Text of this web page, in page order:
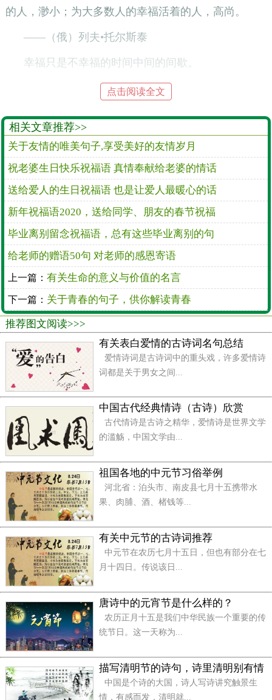
的人，渺小；为大多数人的幸福活着的人，高尚。
——（俄）列夫•托尔斯泰
幸福只是不幸福的时间中间的间歇。
——（捷克）马奎斯
对我们来讲，苦恼并非不幸，快乐并非耻辱。
——（法）帕斯卡
亲善产生幸福，文明带来和谐。
——（法）雨果
幸福，是为别人生活，牺牲自己。
——（法）罗曼-罗兰
因幻想而幸福的人有如因授权而获得财产；因真实
而幸福的人，有如因地产或相当数目的养老金而持有
财产。
——（英）雪莱
愉快的生活，是由愉快的思想造成的。
——（英）牛顿
维持幸福，比获得幸福更加困难。
——（古希腊）德谟斯狄尼斯
幸福生于“知忧”，祸患起于“逸乐”。
——（美）富兰克林
如果幸福在于肉体的快感，那么就应当说，牛找到
点击阅读全文
相关文章推荐>>
关于友情的唯美句子,享受美好的友情岁月
祝老婆生日快乐祝福语 真情奉献给老婆的情话
送给爱人的生日祝福语 也是让爱人最暖心的话
新年祝福语2020，送给同学、朋友的春节祝福
毕业离别留念祝福语，总有这些毕业离别的句
给老师的赠语50句 对老师的感恩寄语
上一篇： 有关生命的意义与价值的名言
下一篇： 关于青春的句子，供你解读青春
推荐图文阅读>>>
有关表白爱情的古诗词名句总结
爱情诗词是古诗词中的重头戏，许多爱情诗
词都是关于男女之间...
中国古代经典情诗（古诗）欣赏
古代情诗是古诗之精华，爱情诗是世界文学
的滥觞，中国文学由...
祖国各地的中元节习俗举例
河北省：泊头市、南皮县七月十五携带水
果、肉脯、酒、楮钱等...
有关中元节的古诗词推荐
中元节在农历七月十五日，但也有部分在七
月十四日。传说该日...
唐诗中的元宵节是什么样的？
农历正月十五是我们中华民族一个重要的传
统节日。这一天称为...
描写清明节的诗句，诗里清明别有情
中国是个诗的大国，诗人写诗讲究触景生
情，有感而发，清明就...